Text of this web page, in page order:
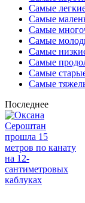
Самые
Самые
Самые
Самые
Самые
Самые
Самые
Самые
Последнее